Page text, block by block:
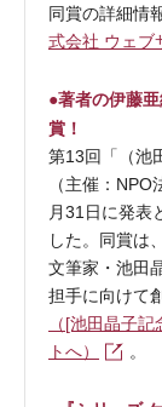
同賞の詳細情
式会社 ウェブ
●著者の伊藤
賞！
第13回「（池
（主催：
月31日に発表
した。同賞は
文筆家・池田
担手に向けて
（[池田晶子
トへ）
。